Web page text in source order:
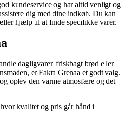
kundeservice og har altid venligt og
dig med dine indkøb. Du kan
hjælp til at finde specifikke varer.
dagligvarer, friskbagt brød eller
er Fakta Grenaa et godt valg.
oplev den varme atmosfære og det
kvalitet og pris går hånd i